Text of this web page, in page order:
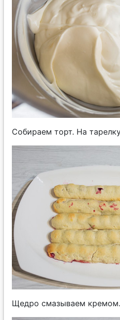
Собираем торт. На
Щедро смазываем кремом.